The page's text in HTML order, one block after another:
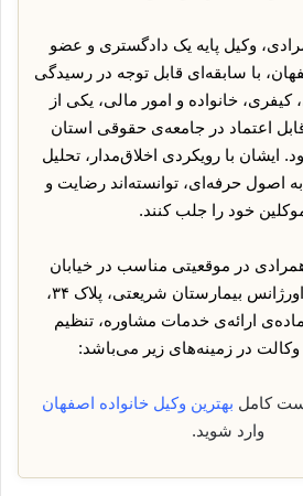
وکیل پایه یک دادگستری و عضو
با سابقه‌ای قابل توجه در رسیدگی
خانواده و امور مالی، یکی از
اعتماد در جامعه‌ی حقوقی استان
ایشان با رویکردی اخلاق‌مدار، تحلیل
اصول حرفه‌ای، توانسته‌اند رضایت و
خود را جلب کنند.
در موقعیتی مناسب در خیابان
شریعتی، مقابل درب اورژانس بیمارستان شریعتی، پلاک ۳۴،
و آماده‌ی ارائه‌ی خدمات مشاوره، تنظیم
وکالت در زمینه‌های زیر می‌باشد:
کامل بهترین وکیل خانواده اصفهان
وارد شوید.